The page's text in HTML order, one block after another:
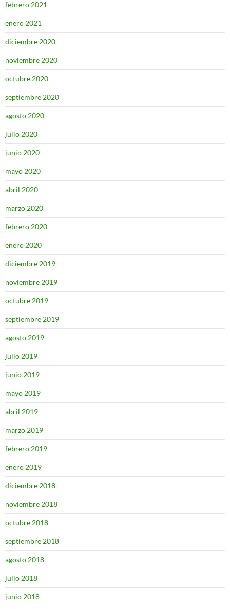
febrero 2021
enero 2021
diciembre 2020
noviembre 2020
octubre 2020
septiembre 2020
agosto 2020
julio 2020
junio 2020
mayo 2020
abril 2020
marzo 2020
febrero 2020
enero 2020
diciembre 2019
noviembre 2019
octubre 2019
septiembre 2019
agosto 2019
julio 2019
junio 2019
mayo 2019
abril 2019
marzo 2019
febrero 2019
enero 2019
diciembre 2018
noviembre 2018
octubre 2018
septiembre 2018
agosto 2018
julio 2018
junio 2018